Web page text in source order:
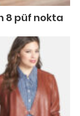
8 püf nokta